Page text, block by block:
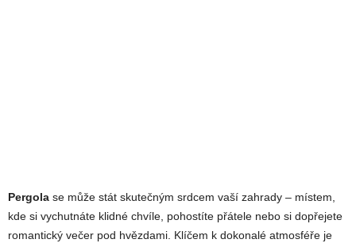
Pergola se může stát skutečným srdcem vaší zahrady – místem,
kde si vychutnáte klidné chvíle, pohostíte přátele nebo si dopřejete
romantický večer pod hvězdami. Klíčem k dokonalé atmosféře je